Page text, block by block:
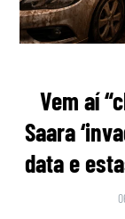
Vem aí
Saara
data e